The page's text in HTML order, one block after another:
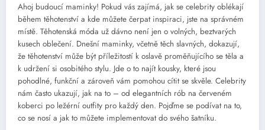
Ahoj budoucí maminky! Pokud vás zajímá, jak se celebrity oblékají
během těhotenství a kde můžete čerpat inspiraci, jste na správném
místě. Těhotenská móda už dávno není jen o volných, beztvarých
kusech oblečení. Dnešní maminky, včetně těch slavných, dokazují,
že těhotenství může být příležitostí k oslavě proměňujícího se těla a
k udržení si osobitého stylu. Jde o to najít kousky, které jsou
pohodlné, funkční a zároveň vám pomohou cítit se skvěle. Celebrity
nám často ukazují, jak na to – od elegantních rób na červeném
koberci po ležérní outfity pro každý den. Pojďme se podívat na to,
co se nosí a jak to můžete implementovat do svého šatníku.